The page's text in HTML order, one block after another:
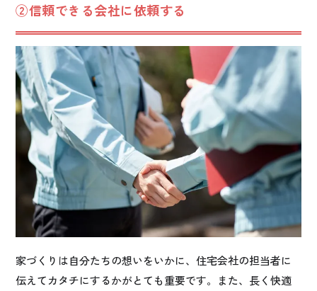
②信頼できる会社に依頼する
家づくりは自分たちの想いをいかに、住宅会社の担当者に
伝えてカタチにするかがとても重要です。また、長く快適